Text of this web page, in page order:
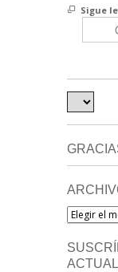
Sigue
Archivo